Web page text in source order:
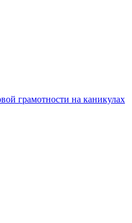
грамотности на каникулах